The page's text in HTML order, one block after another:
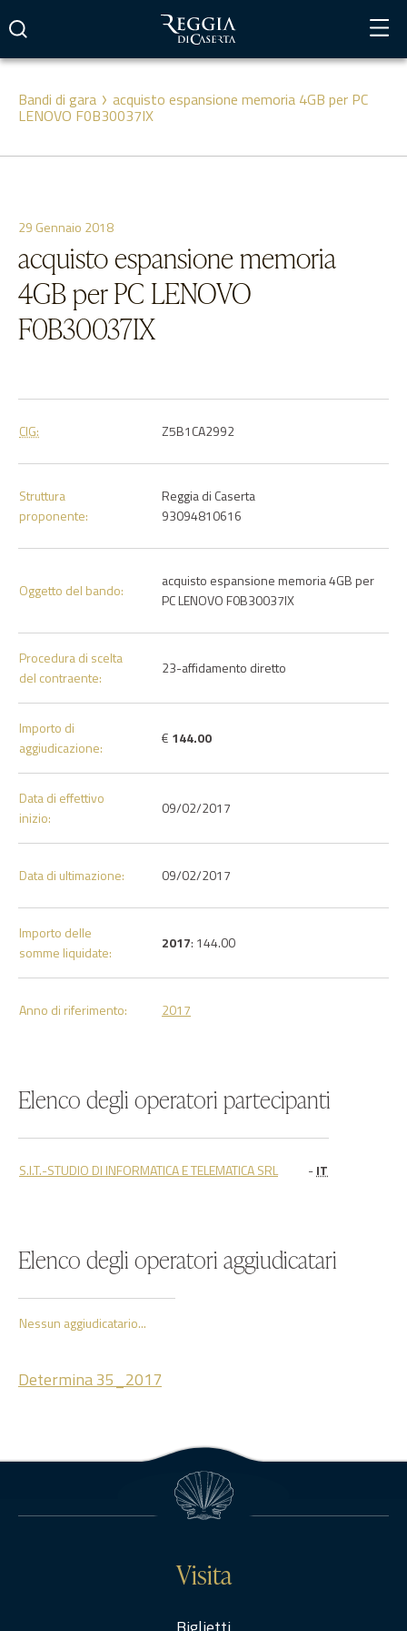
contenuto
Bandi di gara acquisto espansione memoria 4GB per PC
LENOVO F0B30037IX
29 Gennaio 2018
acquisto espansione memoria
4GB per PC LENOVO
F0B30037IX
CIG: Z5B1CA2992
Struttura
proponente:
Reggia di Caserta
93094810616
Oggetto del bando:
acquisto espansione memoria 4GB per
PC LENOVO F0B30037IX
Procedura di scelta
del contraente:
23-affidamento diretto
Importo di
aggiudicazione:
€ 144.00
Data di effettivo
inizio:
09/02/2017
Data di ultimazione: 09/02/2017
Importo delle
somme liquidate:
2017: 144.00
Anno di riferimento: 2017
Elenco degli operatori partecipanti
S.I.T.-STUDIO DI INFORMATICA E TELEMATICA SRL -IT
Elenco degli operatori aggiudicatari
Nessun aggiudicatario...
Determina 35_2017
Visita